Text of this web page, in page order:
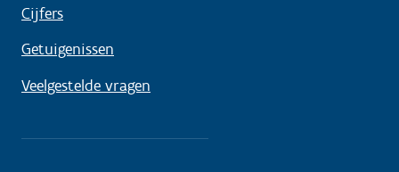
Cijfers
Getuigenissen
Veelgestelde vragen